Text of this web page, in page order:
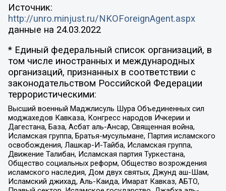
Источник:
http://unro.minjust.ru/NKOForeignAgent.aspx
данные на 24.03.2022
* Единый федеральный список организаций, в
том числе иностранных и международных
организаций, признанных в соответствии с
законодательством Российской Федерации
террористическими:
Высший военный Маджлисуль Шура Объединенных сил
моджахедов Кавказа, Конгресс народов Ичкерии и
Дагестана, База, Асбат аль-Ансар, Священная война,
Исламская группа, Братья-мусульмане, Партия исламского
освобождения, Лашкар-И-Тайба, Исламская группа,
Движение Талибан, Исламская партия Туркестана,
Общество социальных реформ, Общество возрождения
исламского наследия, Дом двух святых, Джунд аш-Шам,
Исламский джихад, Аль-Каида, Имарат Кавказ, АБТО,